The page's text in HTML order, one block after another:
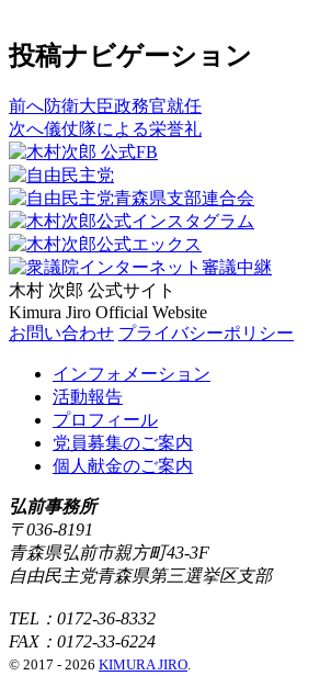
投稿ナビゲーション
前へ防衛大臣政務官就任
次へ儀仗隊による栄誉礼
木村 次郎 公式サイト
Kimura Jiro Official Website
お問い合わせ プライバシーポリシー
インフォメーション
活動報告
プロフィール
党員募集のご案内
個人献金のご案内
弘前事務所
〒036-8191
青森県弘前市親方町43-3F
自由民主党青森県第三選挙区支部
TEL：0172-36-8332
FAX：0172-33-6224
© 2017 - 2026 KIMURA JIRO